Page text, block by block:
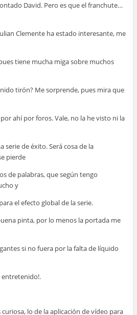
David. Pero es que el franchute…
Clemente ha estado interesante, me
tiene mucha miga sobre muchos
tirón? Me sorprende, pues mira que
ahí por foros. Vale, no la he visto ni la
serie de éxito. Será cosa de la
pierde
de palabras, que según tengo
y
el efecto global de la serie.
pinta, por lo menos la portada me
si no fuera por la falta de líquido
curiosa, lo de la aplicación de vídeo para